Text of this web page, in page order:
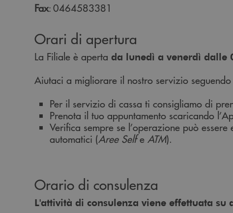
Fax: 0464583381
Orari di apertura
La Filiale è aperta da lunedì a venerdì dalle
Aiutaci a migliorare il nostro servizio
Per il servizio di cassa ti consigliamo di
Prenota il tuo appuntamento scaricando
Verifica sempre se l’operazione può essere
automatici (Aree Selfe ATM).
Orario di consulenza
L'attività di consulenza viene effettuata su